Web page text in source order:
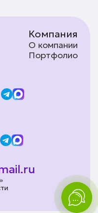
Компания
О компании
Портфолио